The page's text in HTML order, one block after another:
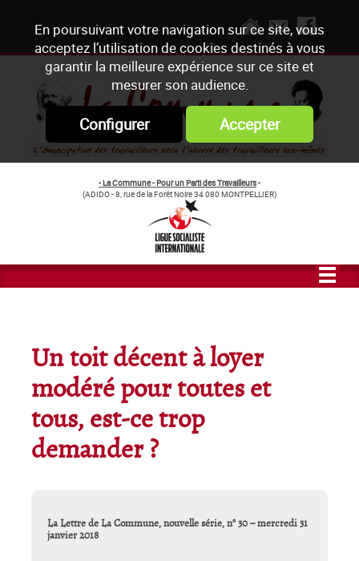
En poursuivant votre navigation sur ce site, vous
acceptez l’utilisation de cookies destinés à vous
garantir la meilleure expérience sur ce site et
mesurer son audience.
Configurer Accepter
- La Commune - Pour un Parti des Travailleurs-
(ADIDO - 8, rue de la Forêt Noire 34 080 MONTPELLIER)
Un toit décent à loyer
modéré pour toutes et
tous, est-ce trop
demander ?
La Lettre de La Commune, nouvelle série, n° 30 – mercredi 31
janvier 2018